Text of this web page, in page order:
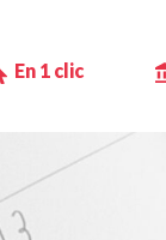
En 1 clic